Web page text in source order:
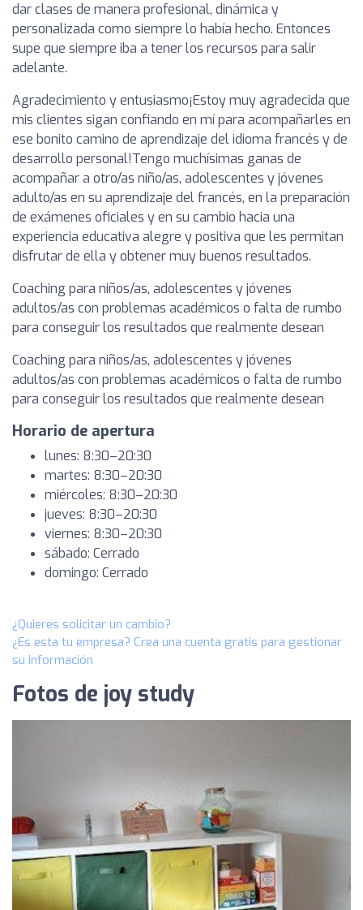
dar clases de manera profesional, dinámica y
personalizada como siempre lo había hecho. Entonces
supe que siempre iba a tener los recursos para salir
adelante.
Agradecimiento y entusiasmo¡Estoy muy agradecida que
mis clientes sigan confiando en mí para acompañarles en
ese bonito camino de aprendizaje del idioma francés y de
desarrollo personal!Tengo muchísimas ganas de
acompañar a otro/as niño/as, adolescentes y jóvenes
adulto/as en su aprendizaje del francés, en la preparación
de exámenes oficiales y en su cambio hacia una
experiencia educativa alegre y positiva que les permitan
disfrutar de ella y obtener muy buenos resultados.
Coaching para niños/as, adolescentes y jóvenes
adultos/as con problemas académicos o falta de rumbo
para conseguir los resultados que realmente desean
Coaching para niños/as, adolescentes y jóvenes
adultos/as con problemas académicos o falta de rumbo
para conseguir los resultados que realmente desean
Horario de apertura
lunes: 8:30–20:30
martes: 8:30–20:30
miércoles: 8:30–20:30
jueves: 8:30–20:30
viernes: 8:30–20:30
sábado: Cerrado
domingo: Cerrado
¿Quieres solicitar un cambio?
¿Es esta tu empresa? Crea una cuenta gratis para gestionar
su información
Fotos de joy study